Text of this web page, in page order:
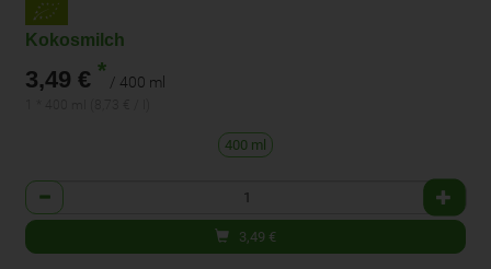
Kokosmilch
3,49 € * / 400 ml
400 ml
Anzahl
3,49 €